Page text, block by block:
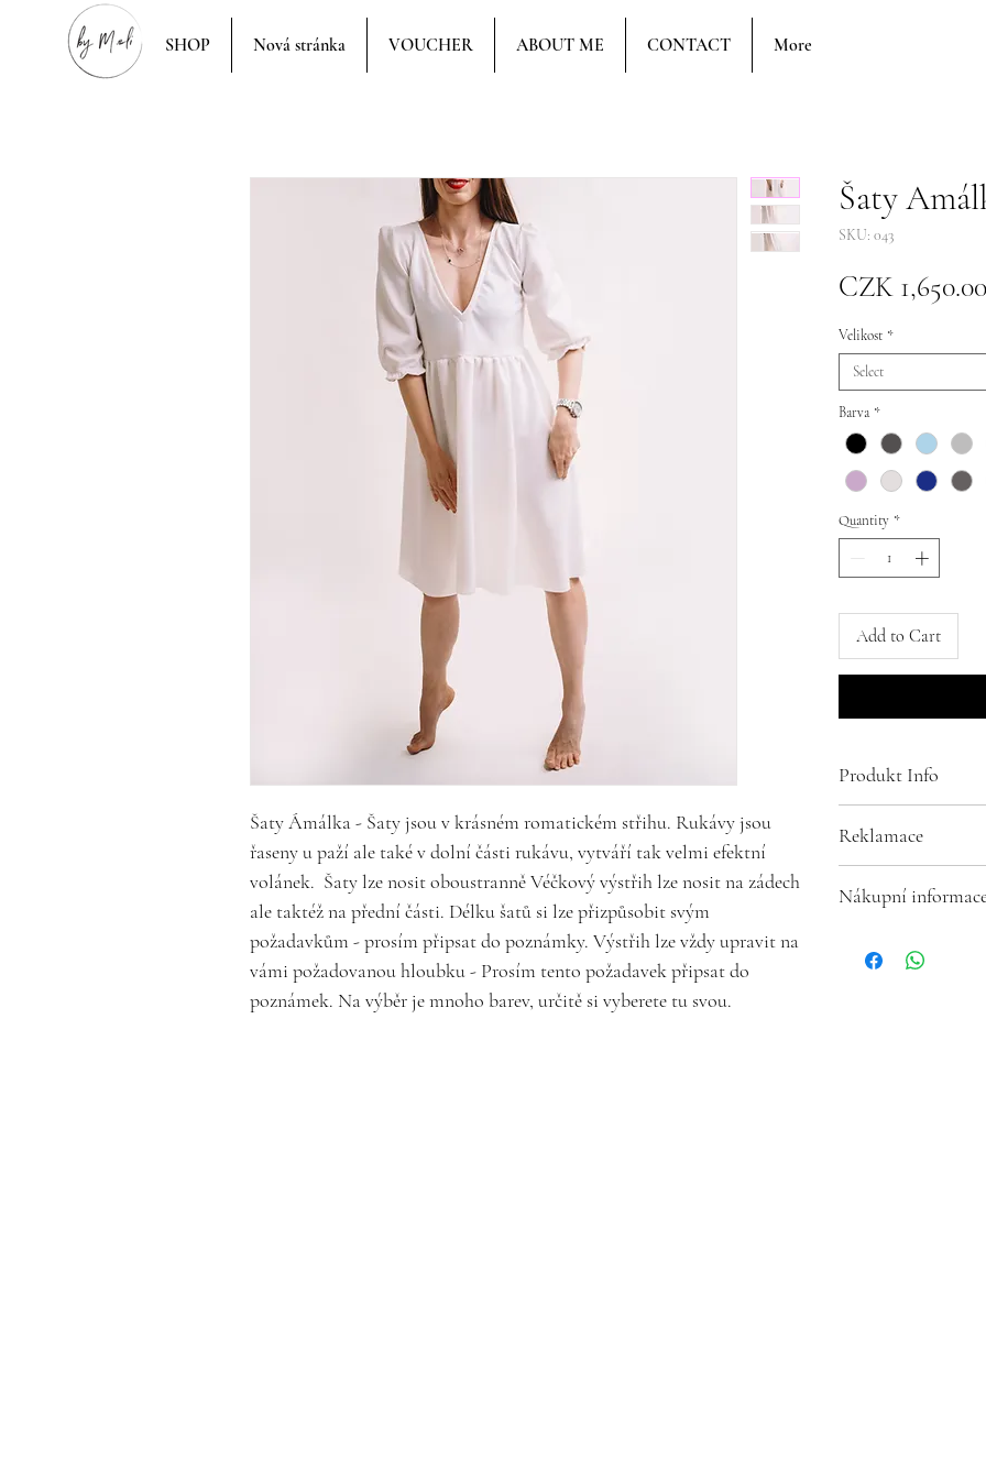
SHOP Nová stránka VOUCHER ABOUT ME CONTACT More
Šaty Ámálka - Šaty jsou v krásném romatickém střihu. Rukávy jsou
řaseny u paží ale také v dolní části rukávu, vytváří tak velmi efektní
volánek. Šaty lze nosit oboustranně Véčkový výstřih lze nosit na zádech
ale taktéž na přední části. Délku šatů si lze přizpůsobit svým
požadavkům - prosím připsat do poznámky. Výstřih lze vždy upravit na
vámi požadovanou hloubku - Prosím tento požadavek připsat do
poznámek. Na výběr je mnoho barev, určitě si vyberete tu svou.
Šaty
SKU: 043
CZK 1,650.00
Velikost *
Select
Barva *
Quantity *
Add to Cart
Produkt Info
95% bavlna
Praní na 30 stupňů
Reklamace
ze zákona 14 dní.
zboží, úpravy jsou
Nákupní
ze zákona 14 dní.